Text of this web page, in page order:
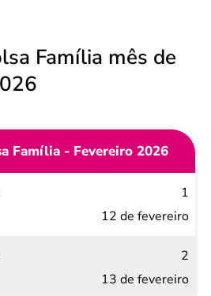
Família mês de
Família - Fevereiro 2026
1
12 de fevereiro
2
13 de fevereiro